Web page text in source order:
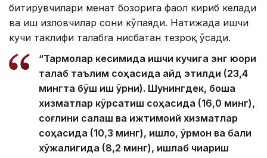
битирувчилари меҳнат бозорига фаол кириб келади
ва иш изловчилар сони кўпаяди. Натижада ишчи
кучи таклифи талабга нисбатан тезроқ ўсади.
“Тармоқлар кесимида ишчи кучига энг юқори
талаб таълим соҳасида қайд этилди (23,4
мингта бўш иш ўрни). Шунингдек, бошқа
хизматлар кўрсатиш соҳасида (16,0 минг),
соғлиқни сақлаш ва ижтимоий хизматлар
соҳасида (10,3 минг), қишлоқ, ўрмон ва балиқ
хўжалигида (8,2 минг), ишлаб чиқариш